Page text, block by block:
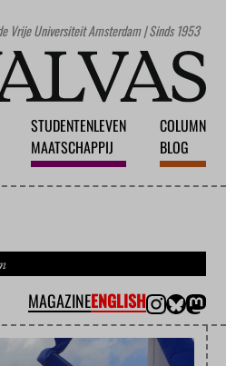
Vrije Universiteit Amsterdam | Sinds 1953
STUDENTENLEVEN
MAATSCHAPPIJ
COLUMN
BLOG
MAGAZINEENGLISH